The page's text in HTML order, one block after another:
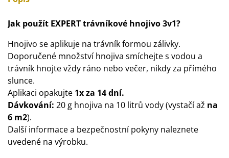
Jak použít EXPERT trávníkové hnojivo 3v1?
Hnojivo se aplikuje na trávník formou zálivky.
Doporučené množství hnojiva smíchejte s vodou a
trávník hnojte vždy ráno nebo večer, nikdy za přímého
slunce.
Aplikaci opakujte 1x za 14 dní.
Dávkování: 20 g hnojiva na 10 litrů vody (vystačí až na
6 m2).
Další informace a bezpečnostní pokyny naleznete
uvedené na výrobku.